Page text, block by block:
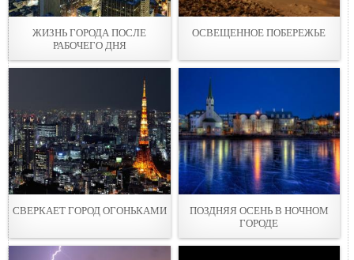
ЖИЗНЬ ГОРОДА ПОСЛЕ
РАБОЧЕГО ДНЯ
ОСВЕЩЕННОЕ ПОБЕРЕЖЬЕ
СВЕРКАЕТ ГОРОД ОГОНЬКАМИ
ПОЗДНЯЯ ОСЕНЬ В НОЧНОМ
ГОРОДЕ